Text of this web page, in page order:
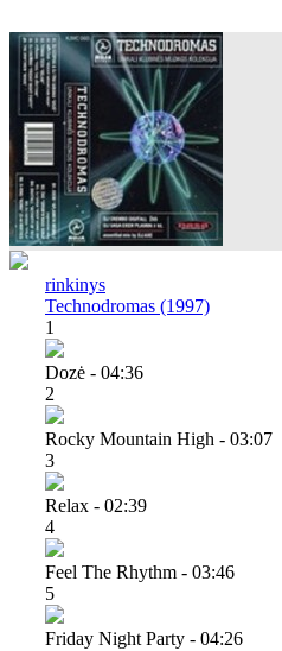
rinkinys
Technodromas (1997)
1
Dozė - 04:36
2
Rocky Mountain High - 03:07
3
Relax - 02:39
4
Feel The Rhythm - 03:46
5
Friday Night Party - 04:26